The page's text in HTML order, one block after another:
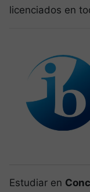
licenciados en
Estudiar en